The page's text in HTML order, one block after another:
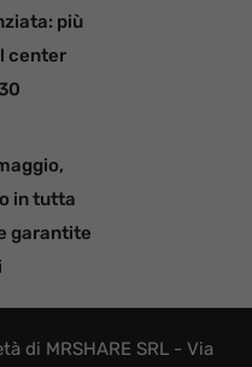
più
center
in tutta
garantite
di MRSHARE SRL - Via